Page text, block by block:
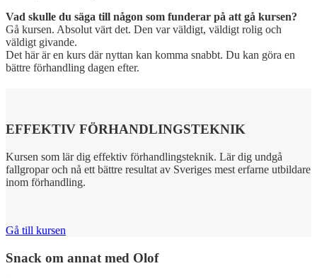
Vad skulle du säga till någon som funderar på att gå kursen?
Gå kursen. Absolut värt det. Den var väldigt, väldigt rolig och
väldigt givande.
Det här är en kurs där nyttan kan komma snabbt. Du kan göra en
bättre förhandling dagen efter.
EFFEKTIV FÖRHANDLINGSTEKNIK
Kursen som lär dig effektiv förhandlingsteknik. Lär dig undgå
fallgropar och nå ett bättre resultat av Sveriges mest erfarne utbildare
inom förhandling.
Gå till kursen
Snack om annat med Olof